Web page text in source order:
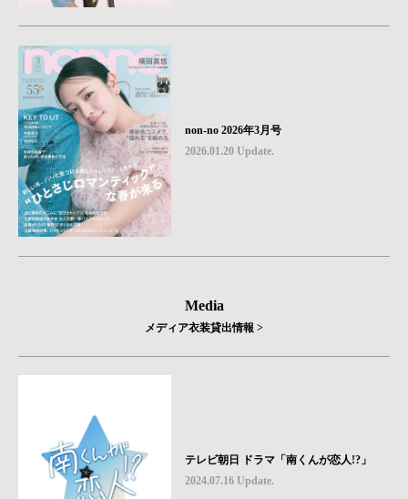
non-no 2026年3月号
2026.01.20 Update.
Media
メディア衣装貸出情報 >
テレビ朝日 ドラマ「南くんが恋人!?」
2024.07.16 Update.